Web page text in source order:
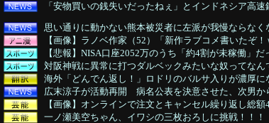
「安物買いの銭失いだったねぇ」とインドネシア高
思い通りに動かない熊本被災者に左派が我慢ならな
【画像】ラノベ作家（52）「新作ラブコメ書いたぞ
【悲報】NISA口座2052万のうち「約4割が未稼働」だ
対阪神戦に異常に打つダルベックみたいな奴ってなん
海外「どんでん返し！」ロドリのバルサ入りが濃厚
広末涼子が活動再開 病名公表を決意させた、次男か
【画像】オンラインで注文とキャンセル繰り返し総
一ノ瀬美空ちゃん、イワシの三枚おろしに挑戦！！！